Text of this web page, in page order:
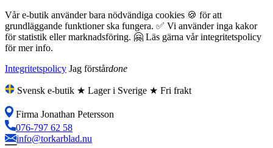
Vår e-butik använder bara nödvändiga cookies 🍪 för att
grundläggande funktioner ska fungera. ✅ Vi använder inga kakor
för statistik eller marknadsföring. 🤗 Läs gärna vår integritetspolicy
för mer info.
Integritetspolicy Jag förstårdone
Svensk e-butik ★ Lager i Sverige ★ Fri frakt
Firma Jonathan Petersson
076-797 62 58
info@torkarblad.nu